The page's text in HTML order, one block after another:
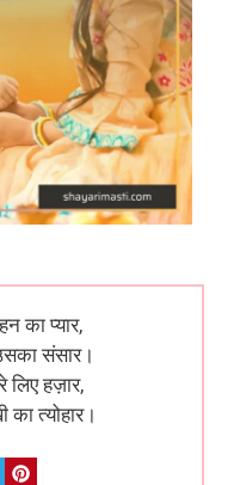
का प्यार,
संसार।
लिए हज़ार,
त्योहार।